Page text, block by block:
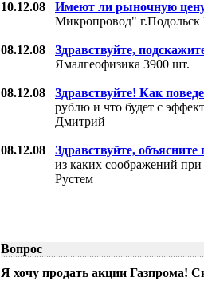
10.12.08
Имеют ли рыночную
Микропровод"
08.12.08
Здравствуйте,
Ямалгеофизика 3900 шт.
08.12.08
Здравствуйте! Как
рублю и что будет с
Дмитрий
08.12.08
Здравствуйте, объясните
из каких соображений
Рустем
Вопрос
Я хочу продать акции Газпрома!